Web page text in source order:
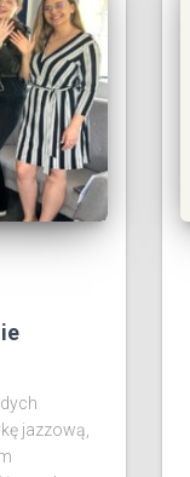
jazzową,